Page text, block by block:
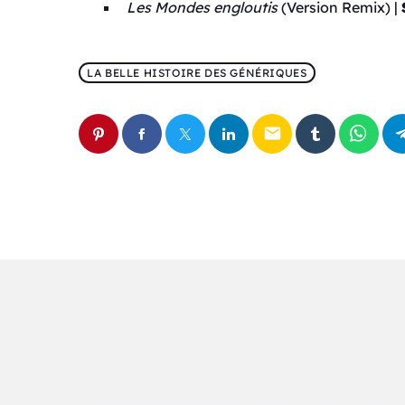
Les Mondes engloutis(Version Remix) |
LA BELLE HISTOIRE DES GÉNÉRIQUES
email